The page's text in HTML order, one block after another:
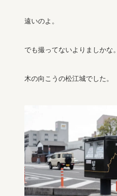
遠いのよ。
でも撮ってないよりましかな。
木の向こうの松江城でした。